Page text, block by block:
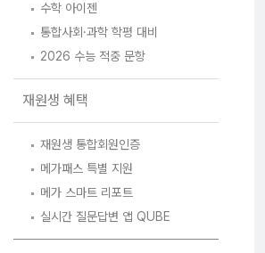
주변학사
공지사항
방문상담 예약
고객센터
온라인 상담
자주 묻는 질문
재원생 온라인 결제 안내
단과 온라인 결제 안내
마이페이지 안내
수학 아이젠
통합사회·과학 학평 대비
2026 수능 적중 문항
재원생 혜택
재원생 통합회원인증
메가패스 특별 지원
메가 스마트 리포트
실시간 질문답변 앱 QUBE